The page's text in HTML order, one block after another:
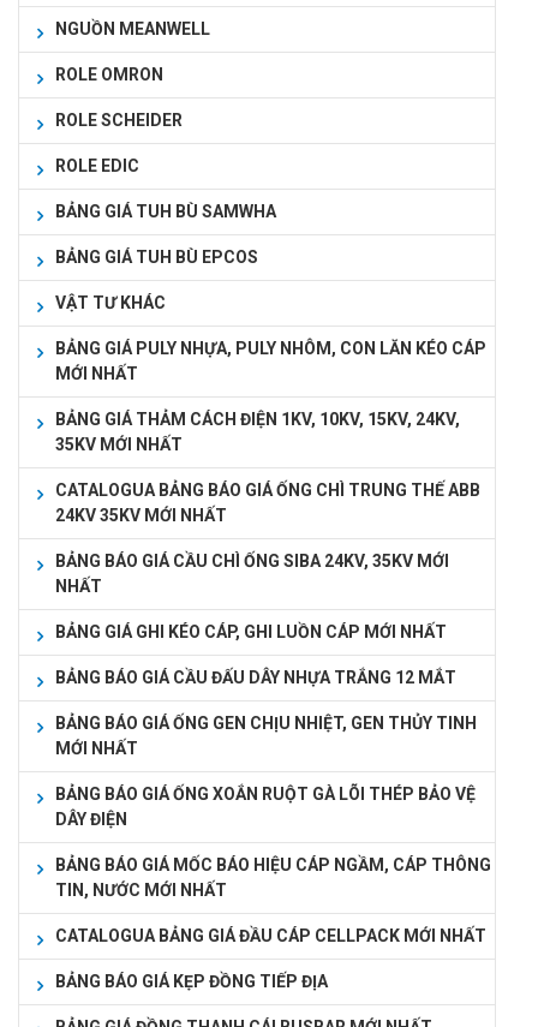
NGUỒN MEANWELL
ROLE OMRON
ROLE SCHEIDER
ROLE EDIC
BẢNG GIÁ TUH BÙ SAMWHA
BẢNG GIÁ TUH BÙ EPCOS
VẬT TƯ KHÁC
BẢNG GIÁ PULY NHỰA, PULY NHÔM, CON LĂN KÉO CÁP
MỚI NHẤT
BẢNG GIÁ THẢM CÁCH ĐIỆN 1KV, 10KV, 15KV, 24KV,
35KV MỚI NHẤT
CATALOGUA BẢNG BÁO GIÁ ỐNG CHÌ TRUNG THẾ ABB
24KV 35KV MỚI NHẤT
BẢNG BÁO GIÁ CẦU CHÌ ỐNG SIBA 24KV, 35KV MỚI
NHẤT
BẢNG GIÁ GHI KÉO CÁP, GHI LUỒN CÁP MỚI NHẤT
BẢNG BÁO GIÁ CẦU ĐẤU DÂY NHỰA TRẮNG 12 MẮT
BẢNG BÁO GIÁ ỐNG GEN CHỊU NHIỆT, GEN THỦY TINH
MỚI NHẤT
BẢNG BÁO GIÁ ỐNG XOẮN RUỘT GÀ LÕI THÉP BẢO VỆ
DÂY ĐIỆN
BẢNG BÁO GIÁ MỐC BÁO HIỆU CÁP NGẦM, CÁP THÔNG
TIN, NƯỚC MỚI NHẤT
CATALOGUA BẢNG GIÁ ĐẦU CÁP CELLPACK MỚI NHẤT
BẢNG BÁO GIÁ KẸP ĐỒNG TIẾP ĐỊA